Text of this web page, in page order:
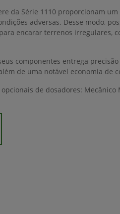
da Série 1110 proporcionam
adversas. Desse modo,
encarar terrenos irregulares,
componentes entrega
de uma notável economia de
de dosadores: Mecânico